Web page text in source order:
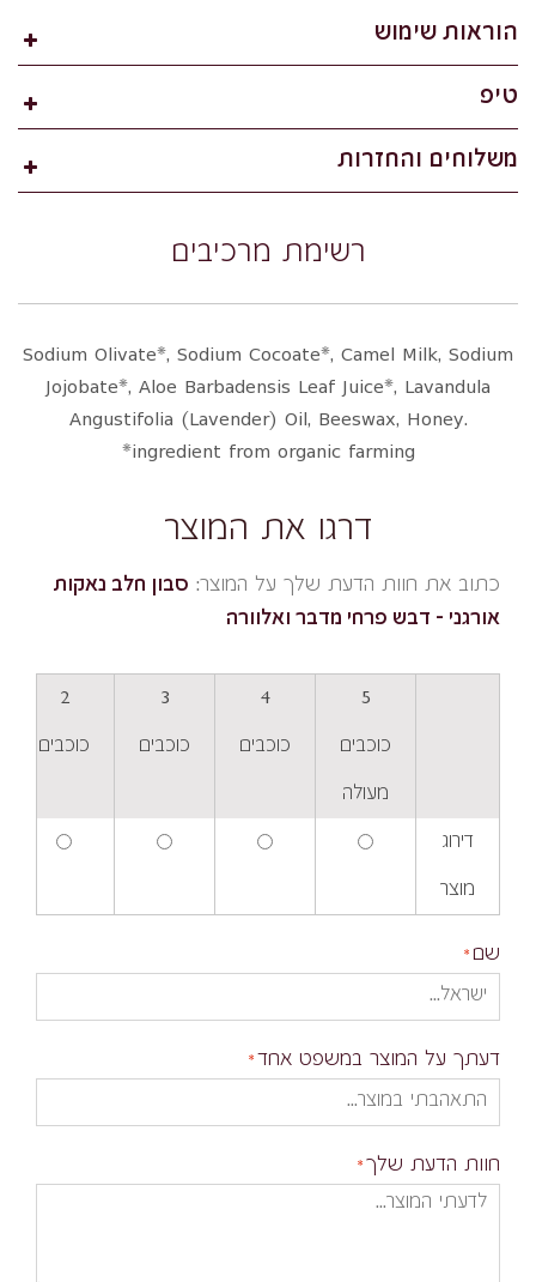
הוראות שימוש
טיפ
משלוחים והחזרות
רשימת מרכיבים
Sodium Olivate*, Sodium Cocoate*, Camel Milk, Sodium
Jojobate*, Aloe Barbadensis Leaf Juice*, Lavandula
Angustifolia (Lavender) Oil, Beeswax, Honey.
*ingredient from organic farming
דרגו את המוצר
כתוב את חוות הדעת שלך על המוצר: סבון חלב נאקות
אורגני - דבש פרחי מדבר ואלוורה
5
כוכבים
מעולה
4
כוכבים
3
כוכבים
2
כוכבים
דירוג
מוצר
שם
דעתך על המוצר במשפט אחד
חוות הדעת שלך